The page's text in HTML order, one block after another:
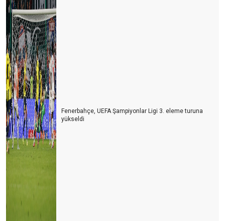
Fenerbahçe, UEFA Şampiyonlar Ligi 3. eleme turuna
yükseldi